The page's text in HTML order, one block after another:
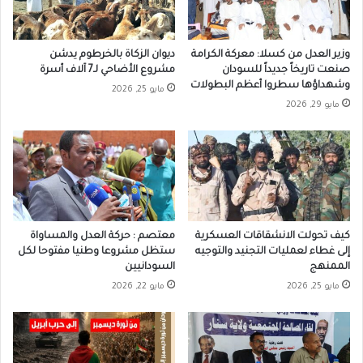
وزير العدل من كسلا: معركة الكرامة
صنعت تاريخاً جديداً للسودان
وشهداؤها سطروا أعظم البطولات
مايو 29, 2026
ديوان الزكاة بالخرطوم يدشن
مشروع الأضاحي لـ7 آلاف أسرة
مايو 25, 2026
كيف تحولت الانشقاقات العسكرية
إلى غطاء لعمليات التجنيد والتوجيه
الممنهج
مايو 25, 2026
معتصم : حركة العدل والمساواة
ستظل مشروعا وطنيا مفتوحا لكل
السودانيين
مايو 22, 2026